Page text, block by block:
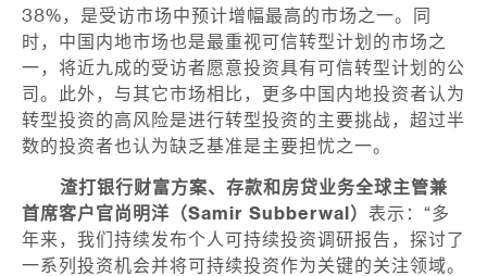
38%，是受访市场中预计增幅最高的市场之一。同
时，中国内地市场也是最重视可信转型计划的市场之
一，将近九成的受访者愿意投资具有可信转型计划的公
司。此外，与其它市场相比，更多中国内地投资者认为
转型投资的高风险是进行转型投资的主要挑战，超过半
数的投资者也认为缺乏基准是主要担忧之一。
渣打银行财富方案、存款和房贷业务全球主管兼
首席客户官尚明洋（Samir Subberwal ） 表示：“多
年来，我们持续发布个人可持续投资调研报告，探讨了
一系列投资机会并将可持续投资作为关键的关注领域。